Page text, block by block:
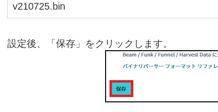
v210725.bin
設定後、「保存」をクリックします。